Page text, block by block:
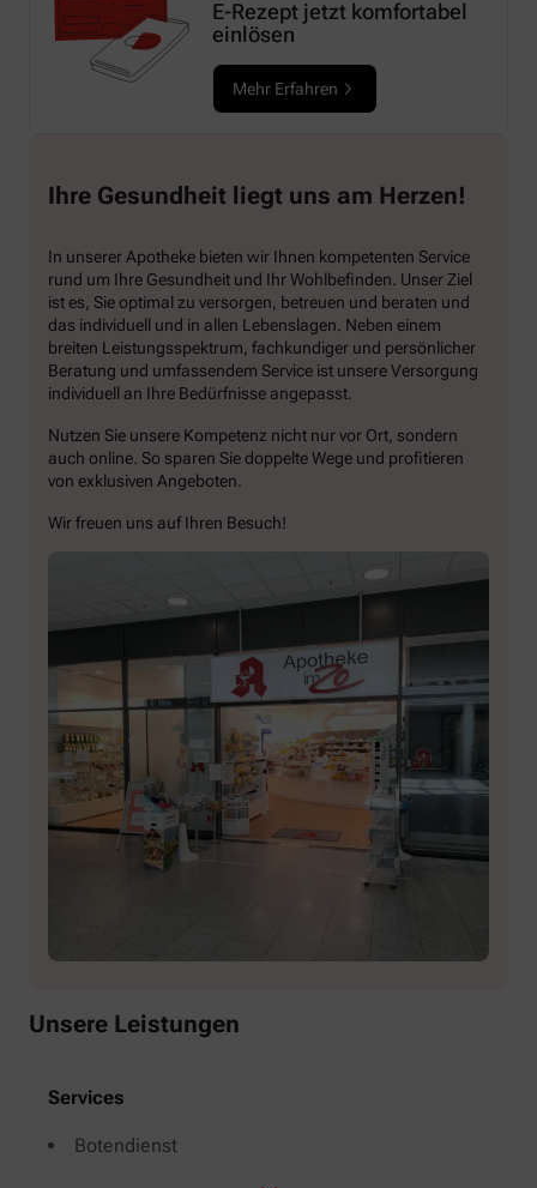
E-Rezept jetzt komfortabel
einlösen
Mehr Erfahren
Ihre Gesundheit liegt uns am Herzen!
In unserer Apotheke bieten wir Ihnen kompetenten Service
rund um Ihre Gesundheit und Ihr Wohlbefinden. Unser Ziel
ist es, Sie optimal zu versorgen, betreuen und beraten und
das individuell und in allen Lebenslagen. Neben einem
breiten Leistungsspektrum, fachkundiger und persönlicher
Beratung und umfassendem Service ist unsere Versorgung
individuell an Ihre Bedürfnisse angepasst.
Nutzen Sie unsere Kompetenz nicht nur vor Ort, sondern
auch online. So sparen Sie doppelte Wege und profitieren
von exklusiven Angeboten.
Wir freuen uns auf Ihren Besuch!
Unsere Leistungen
Services
Botendienst